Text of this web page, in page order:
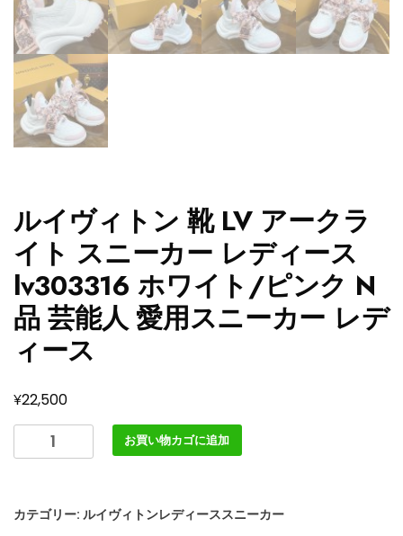
ルイヴィトン 靴 LV アークラ
イト スニーカー レディース
lv303316 ホワイト/ピンク N
品 芸能人 愛用スニーカー レデ
ィース
¥22,500
イ
ト
お買い物カゴに追加
カテゴリー: ルイヴィトンレディーススニーカー